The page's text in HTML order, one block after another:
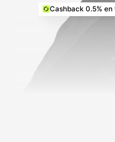
Cashback 0.5%